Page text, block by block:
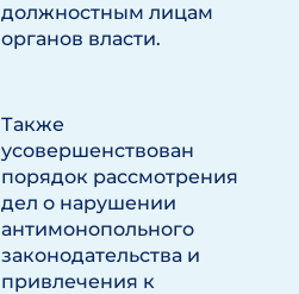
должностным лицам
органов власти.
Также
усовершенствован
порядок рассмотрения
дел о нарушении
антимонопольного
законодательства и
привлечения к